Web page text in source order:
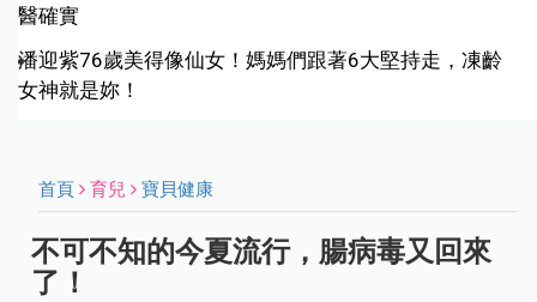
醫確實
潘迎紫76歲美得像仙女！媽媽們跟著6大堅持走，凍齡
女神就是妳！
首頁 育兒 寶貝健康
不可不知的今夏流行，腸病毒又回來
了！